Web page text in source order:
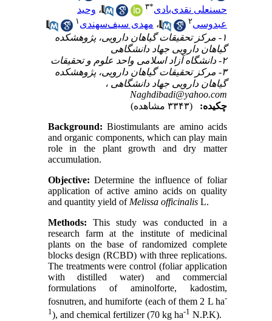
حسنعلی نقدی‌بادی* ،وحید
عبدوسی
،مهدی سیف‌سهندی۱
۱- مرکز تحقیقات گیاهان دارویی، پژوهشکده
گیاهان دارویی جهاد دانشگاهی
۳- مرکز تحقیقات گیاهان دارویی، پژوهشکده
گیاهان دارویی جهاد دانشگاهی ،
Naghdibadi@yahoo.com
چکیده:
(۳۳۴۳ مشاهده)
Background:Biostimulants are amino acids
and organic components, which can play main
role in the plant growth and dry matter
accumulation.
Objective:Determine the influence of foliar
application of active amino acids on quality
and quantity yield ofMelissa officinalis
Methods:This study was conducted in a
research farm at the institute of medicinal
plants on the base of randomized complete
blocks design (RCBD) with three replications.
The treatments were control (foliar application
with distilled water) and commercial
formulations of aminolforte, kadostim,
fosnutren, and humiforte (each of them 2 L ha
1), and chemical fertilizer (70 kg ha-1N.P.K).